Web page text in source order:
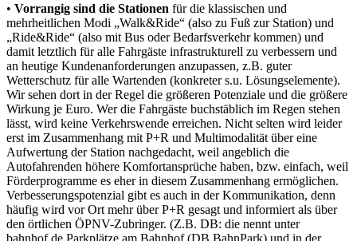
• Vorrangig sind die Stationen für die klassischen und
mehrheitlichen Modi „Walk&Ride“ (also zu Fuß zur Station) und
„Ride&Ride“ (also mit Bus oder Bedarfsverkehr kommen) und
damit letztlich für alle Fahrgäste infrastrukturell zu verbessern und
an heutige Kundenanforderungen anzupassen, z.B. guter
Wetterschutz für alle Wartenden (konkreter s.u. Lösungselemente).
Wir sehen dort in der Regel die größeren Potenziale und die größere
Wirkung je Euro. Wer die Fahrgäste buchstäblich im Regen stehen
lässt, wird keine Verkehrswende erreichen. Nicht selten wird leider
erst im Zusammenhang mit P+R und Multimodalität über eine
Aufwertung der Station nachgedacht, weil angeblich die
Autofahrenden höhere Komfortansprüche haben, bzw. einfach, weil
Förderprogramme es eher in diesem Zusammenhang ermöglichen.
Verbesserungspotenzial gibt es auch in der Kommunikation, denn
häufig wird vor Ort mehr über P+R gesagt und informiert als über
den örtlichen ÖPNV-Zubringer. (Z.B. DB: die nennt unter
bahnhof.de Parkplätze am Bahnhof (DB BahnPark) und in der